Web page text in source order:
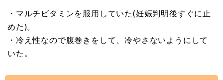
・マルチビタミンを服用していた(妊娠判明後すぐに止
めた)。
・冷え性なので腹巻きをして、冷やさないようにして
いた。